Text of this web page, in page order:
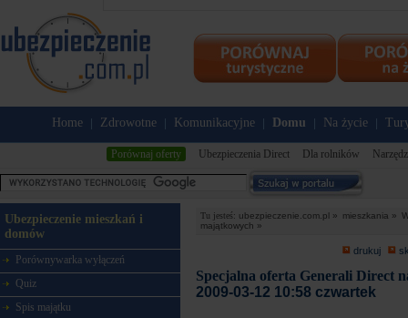
Home Zdrowotne Komunikacyjne Domu Na życie
Porównaj oferty Ubezpieczenia Direct Dla rolników
Ubezpieczenie mieszkań i
domów
Porównywarka wyłączeń
Quiz
Spis majątku
Tu jesteś: ubezpieczenie.com.pl » mieszkania »
majątkowych »
drukuj
Specjalna oferta Generali Direct
2009-03-12 10:58 czwartek